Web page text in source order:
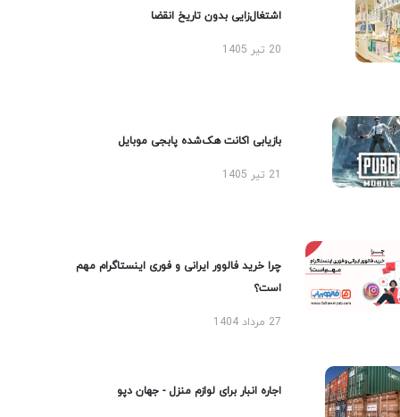
اشتغال‌زایی بدون تاریخ انقضا
20 تیر 1405
بازیابی اکانت هک‌شده پابجی موبایل
چرا خرید فالوور ایرانی و فوری اینستاگرام مهم
است؟
27 مرداد 1404
اجاره انبار برای لوازم منزل - جهان دپو